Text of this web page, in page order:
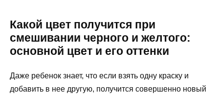
Какой цвет получится при
смешивании черного и желтого:
основной цвет и его оттенки
Даже ребенок знает, что если взять одну краску и
добавить в нее другую, получится совершенно новый